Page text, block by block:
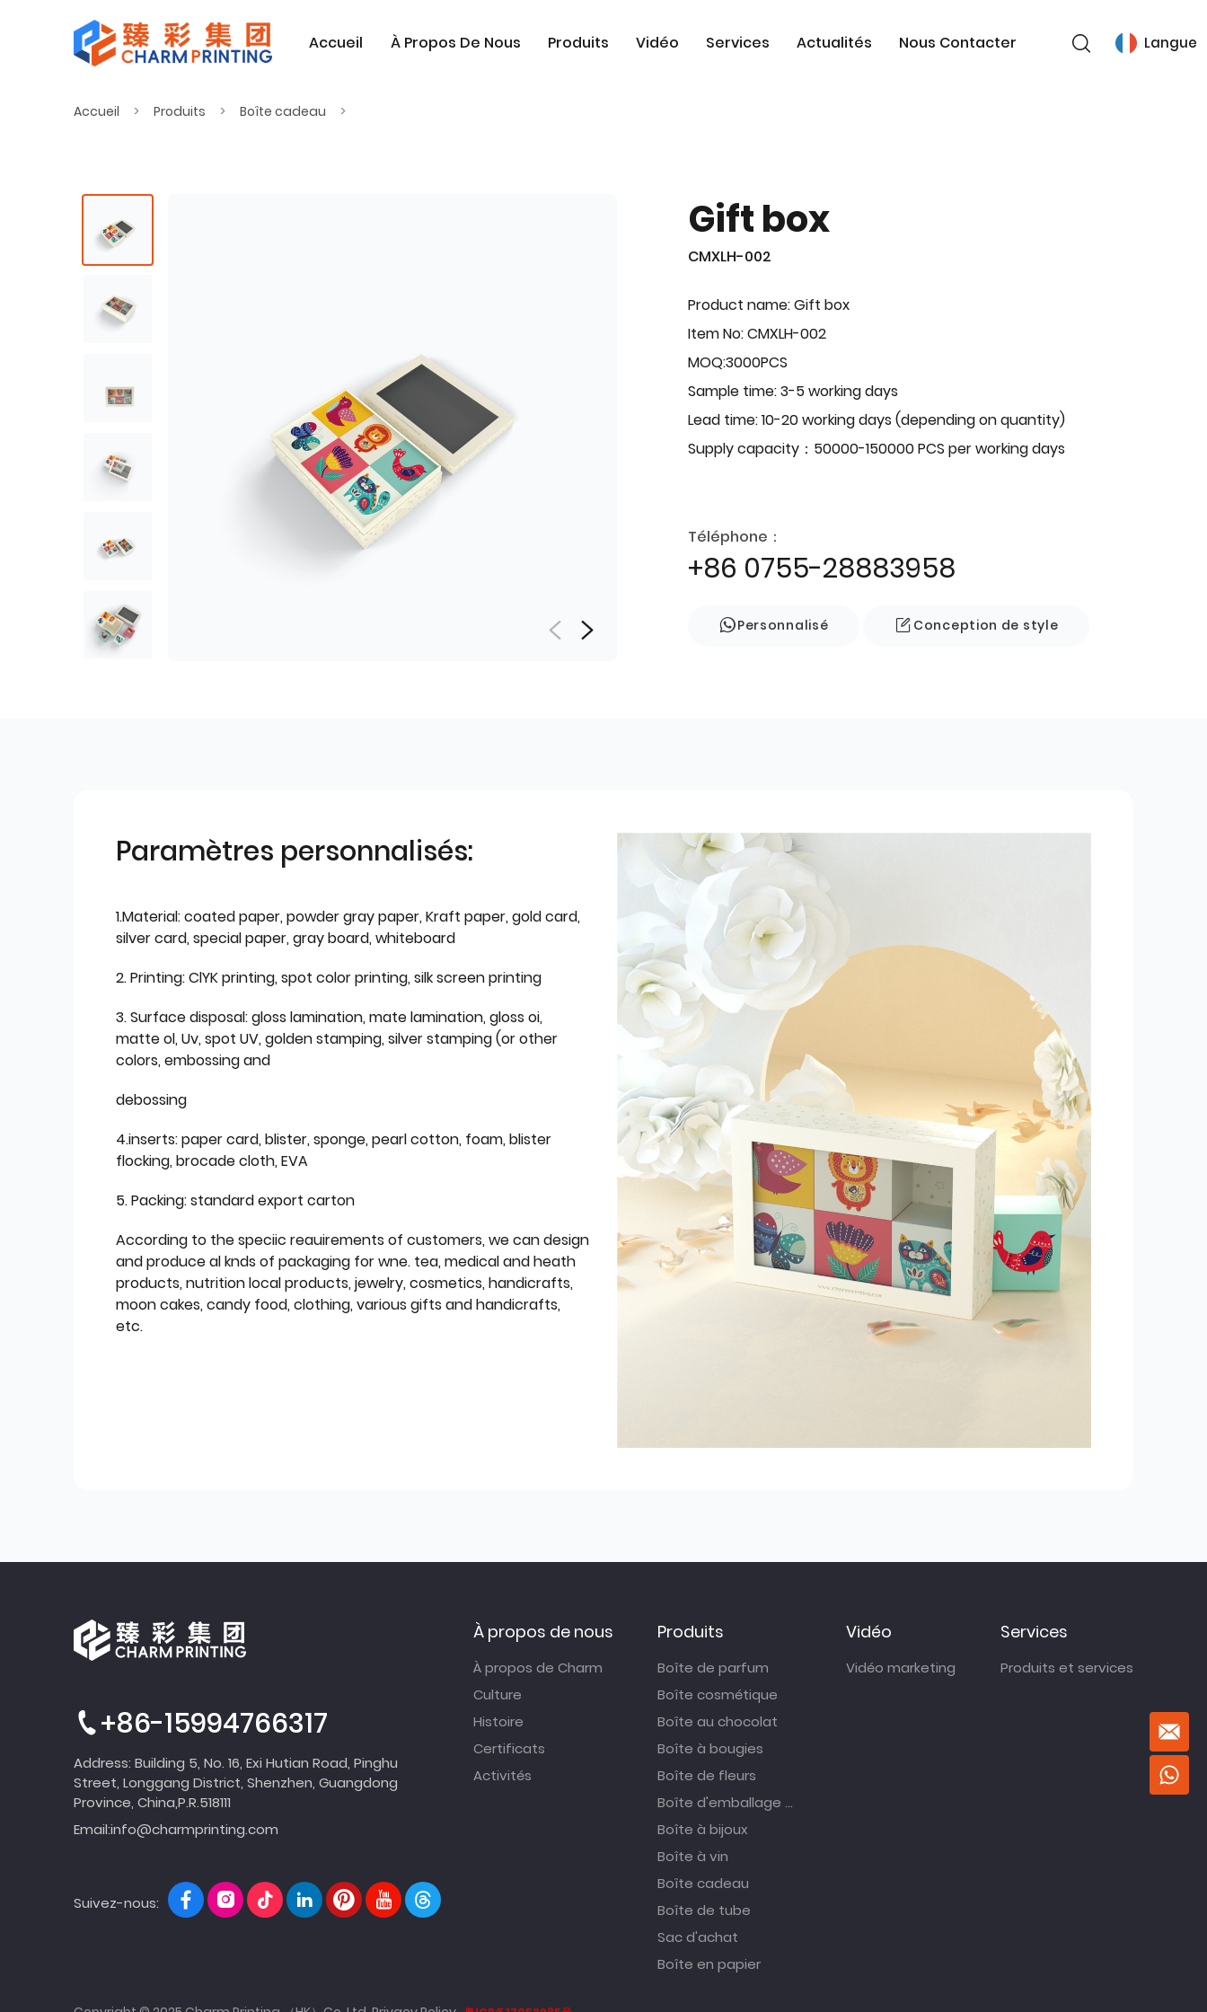
Accueil À Propos De Nous Produits Vidéo Services Actualités Nous Contacter Langue
Accueil Produits Boîte cadeau
Gift box
CMXLH-002
Product name: Gift box
Item No: CMXLH-002
MOQ:3000PCS
Sample time: 3-5 working days
Lead time: 10-20 working days (depending on quantity)
Supply capacity：50000-150000 PCS per working days
Téléphone：
+86 0755-28883958
Personnalisé Conception de style
Paramètres personnalisés:
1.Material: coated paper, powder gray paper, Kraft paper, gold card,
silver card, special paper, gray board, whiteboard
2. Printing: ClYK printing, spot color printing, silk screen printing
3. Surface disposal: gloss lamination, mate lamination, gloss oi,
matte ol, Uv, spot UV, golden stamping, silver stamping (or other
colors, embossing and
debossing
4.inserts: paper card, blister, sponge, pearl cotton, foam, blister
flocking, brocade cloth, EVA
5. Packing: standard export carton
According to the speciic reauirements of customers, we can design
and produce al knds of packaging for wne. tea, medical and heath
products, nutrition local products, jewelry, cosmetics, handicrafts,
moon cakes, candy food, clothing, various gifts and handicrafts,
etc.
+86-15994766317
Address: Building 5, No. 16, Exi Hutian Road, Pinghu
Street, Longgang District, Shenzhen, Guangdong
Province, China,P.R.518111
Email:info@charmprinting.com
Suivez-nous:
À propos de nous
À propos de Charm
Culture
Histoire
Certificats
Activités
Produits
Boîte de parfum
Boîte cosmétique
Boîte au chocolat
Boîte à bougies
Boîte de fleurs
Boîte d'emballage alimentaire
Boîte à bijoux
Boîte à vin
Boîte cadeau
Boîte de tube
Sac d'achat
Boîte en papier
Vidéo
Vidéo marketing
Services
Produits et services